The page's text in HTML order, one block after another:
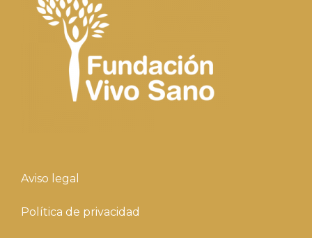
Aviso legal
Política de privacidad